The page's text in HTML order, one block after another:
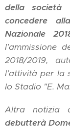
della società
concedere
Nazionale
l'ammissione
2018/2019,
l'attività per la
lo Stadio "E.
Altra notizia
debutterà